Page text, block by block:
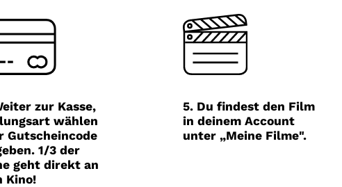
Filmpakete
Gutscheine
& Filmpässe
Account
Suche
zur Kasse,
wählen
Gutscheincode
1/3 der
geht direkt an
Kino!
5. Du findest den Film
in deinem Account
unter „Meine Filme".